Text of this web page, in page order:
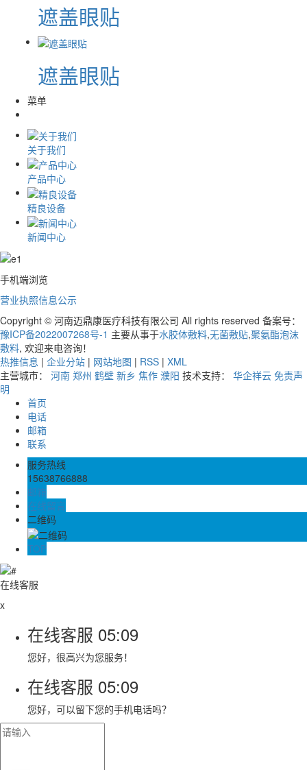
遮盖眼贴
遮盖眼贴
菜单
关于我们
产品中心
精良设备
新闻中心
手机端浏览
营业执照信息公示
Copyright © 河南迈鼎康医疗科技有限公司 All rights reserved 备案号：
豫ICP备2022007268号-1 主要从事于水胶体敷料,无菌敷贴,聚氨酯泡沫
敷料, 欢迎来电咨询！
热推信息 | 企业分站 | 网站地图 | RSS | XML
主营城市： 河南 郑州 鹤壁 新乡 焦作 濮阳 技术支持： 华企祥云 免责声
明
首页
电话
邮箱
联系
服务热线
15638766888
邮箱
在线留言
二维码
TOP
在线客服
x
在线客服 05:09
您好，很高兴为您服务！
在线客服 05:09
您好，可以留下您的手机电话吗？